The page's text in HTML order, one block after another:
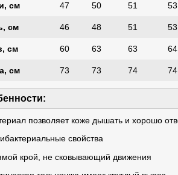
см 47 50 51 53
см 46 48 51 53
см 60 63 63 64
см 73 73 74 74
позволяет коже дышать и хорошо
свойства
крой, не сковывающий движения